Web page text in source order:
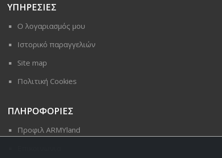
ΥΠΗΡΕΣΙΕΣ
Ο λογαριασμός μου
Ιστορικό παραγγελιών
Site map
Πολιτική Cookies
ΠΛΗΡΟΦΟΡΙΕΣ
Προφιλ ARMYland